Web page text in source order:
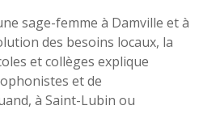
sage-femme à Damville et à
des besoins locaux, la
et collèges explique
et de
à Saint-Lubin ou